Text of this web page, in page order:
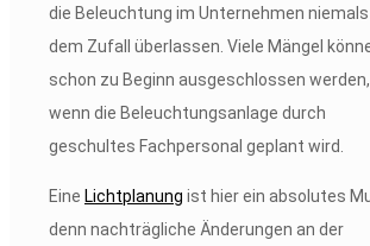
die Beleuchtung im Unternehmen niemals
dem Zufall überlassen. Viele Mängel
schon zu Beginn ausgeschlossen werden,
wenn die Beleuchtungsanlage durch
geschultes Fachpersonal geplant wird.
Eine Lichtplanung ist hier ein absolutes
denn nachträgliche Änderungen an der